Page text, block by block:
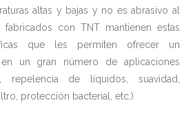
altas y bajas y no es abrasivo al
con TNT mantienen estas
que les permiten ofrecer un
un gran número de aplicaciones
repelencia de líquidos, suavidad,
protección bacterial, etc.)